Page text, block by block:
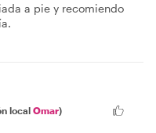
a pie y recomiendo
local Omar)